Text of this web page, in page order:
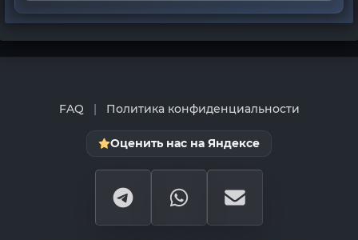
FAQ | Политика конфиденциальности
Оценить нас на Яндексе